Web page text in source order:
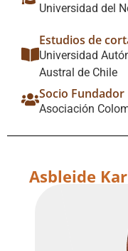
Universidad del
Estudios de
Universidad
Austral de Chile
Socio Fundador
Asociación
Asbleide